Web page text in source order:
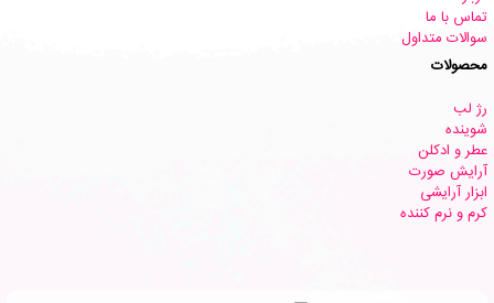
تماس با ما
سوالات متداول
محصولات
رژ لب
شوینده
عطر و ادکلن
آرایش صورت
ابزار آرایشی
کرم و نرم کننده